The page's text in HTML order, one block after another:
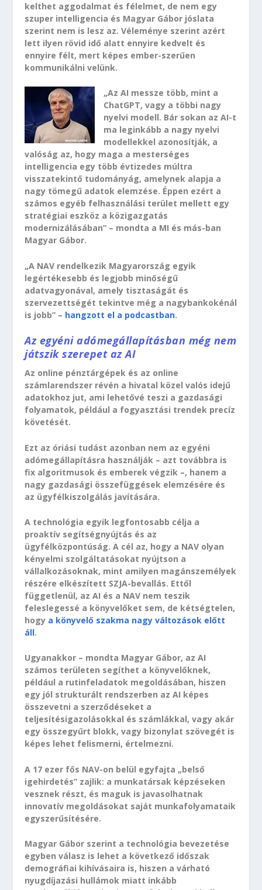
kelthet aggodalmat és félelmet, de nem egy
szuper intelligencia és Magyar Gábor jóslata
szerint nem is lesz az. Véleménye szerint azért
lett ilyen rövid idő alatt ennyire kedvelt és
ennyire félt, mert képes ember-szerűen
kommunikálni velünk.
„Az AI messze több, mint a
ChatGPT, vagy a többi nagy
nyelvi modell. Bár sokan az AI-t
ma leginkább a nagy nyelvi
modellekkel azonosítják, a
valóság az, hogy maga a mesterséges
intelligencia egy több évtizedes múltra
visszatekintő tudományág, amelynek alapja a
nagy tömegű adatok elemzése. Éppen ezért a
számos egyéb felhasználási terület mellett egy
stratégiai eszköz a közigazgatás
modernizálásában” – mondta a MI és más-ban
Magyar Gábor.
„A NAV rendelkezik Magyarország egyik
legértékesebb és legjobb minőségű
adatvagyonával, amely tisztaságát és
szervezettségét tekintve még a nagybankokénál
is jobb” – hangzott el a podcastban.
Az egyéni adómegállapításban még nem
játszik szerepet az AI
Az online pénztárgépek és az online
számlarendszer révén a hivatal közel valós idejű
adatokhoz jut, ami lehetővé teszi a gazdasági
folyamatok, például a fogyasztási trendek precíz
követését.
Ezt az óriási tudást azonban nem az egyéni
adómegállapításra használják – azt továbbra is
fix algoritmusok és emberek végzik –, hanem a
nagy gazdasági összefüggések elemzésére és
az ügyfélkiszolgálás javítására.
A technológia egyik legfontosabb célja a
proaktív segítségnyújtás és az
ügyfélközpontúság. A cél az, hogy a NAV olyan
kényelmi szolgáltatásokat nyújtson a
vállalkozásoknak, mint amilyen magánszemélyek
részére elkészített SZJA-bevallás. Ettől
függetlenül, az AI és a NAV nem teszik
feleslegessé a könyvelőket sem, de kétségtelen,
hogy a könyvelő szakma nagy változások előtt
áll.
Ugyanakkor – mondta Magyar Gábor, az AI
számos területen segíthet a könyvelőknek,
például a rutinfeladatok megoldásában, hiszen
egy jól strukturált rendszerben az AI képes
összevetni a szerződéseket a
teljesítésigazolásokkal és számlákkal, vagy akár
egy összegyűrt blokk, vagy bizonylat szövegét is
képes lehet felismerni, értelmezni.
A 17 ezer fős NAV-on belül egyfajta „belső
igehirdetés” zajlik: a munkatársak képzéseken
vesznek részt, és maguk is javasolhatnak
innovatív megoldásokat saját munkafolyamataik
egyszerűsítésére.
Magyar Gábor szerint a technológia bevezetése
egyben válasz is lehet a következő időszak
demográfiai kihívásaira is, hiszen a várható
nyugdíjazási hullámok miatt inkább